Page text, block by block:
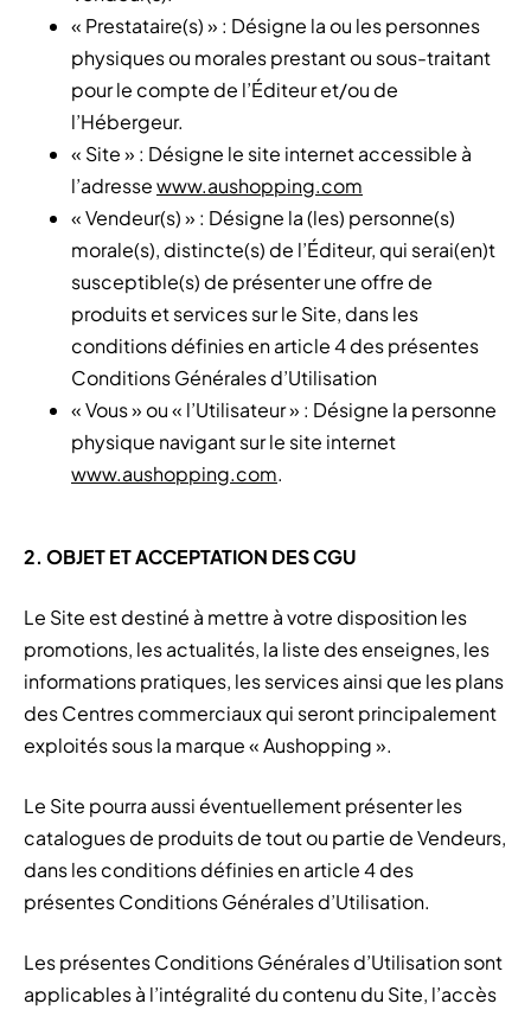
« Prestataire(s) » : Désigne la ou les personnes
physiques ou morales prestant ou sous-traitant
pour le compte de l’Éditeur et/ou de
l’Hébergeur.
« Site » : Désigne le site internet accessible à
l’adressewww.aushopping.com
« Vendeur(s) » : Désigne la (les) personne(s)
morale(s), distincte(s) de l’Éditeur, qui serai(en)t
susceptible(s) de présenter une offre de
produits et services sur le Site, dans les
conditions définies en article 4 des présentes
Conditions Générales d’Utilisation
« Vous » ou « l’Utilisateur » : Désigne la personne
physique navigant sur le site internet
www.aushopping.com.
2. OBJET ET ACCEPTATION DES CGU
Le Site est destiné à mettre à votre disposition les
promotions, les actualités, la liste des enseignes, les
informations pratiques, les services ainsi que les plans
des Centres commerciaux qui seront principalement
exploités sous la marque « Aushopping ».
Le Site pourra aussi éventuellement présenter les
catalogues de produits de tout ou partie de Vendeurs,
dans les conditions définies en article 4 des
présentes Conditions Générales d’Utilisation.
Les présentes Conditions Générales d’Utilisation sont
applicables à l’intégralité du contenu du Site, l’accès